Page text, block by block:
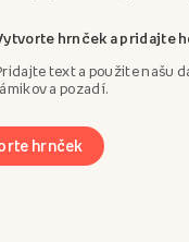
hrnček a pridajte
text a použite našu
a pozadí.
hrnček